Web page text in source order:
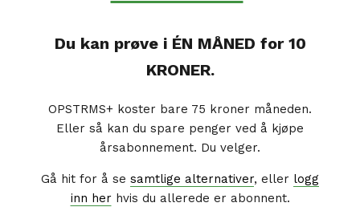
Du kan prøve i ÉN MÅNED for 10
KRONER.
OPSTRMS+ koster bare 75 kroner måneden.
Eller så kan du spare penger ved å kjøpe
årsabonnement. Du velger.
Gå hit for å se samtlige alternativer, eller logg
inn herhvis du allerede er abonnent.